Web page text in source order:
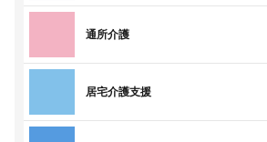
通所介護
居宅介護支援